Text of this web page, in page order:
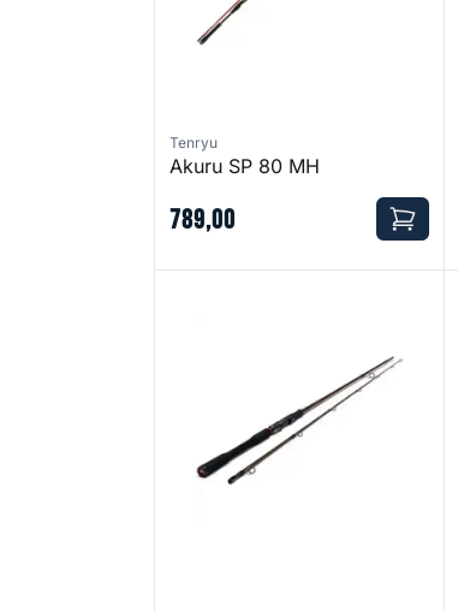
Tenryu
Akuru SP 80 MH
789,00